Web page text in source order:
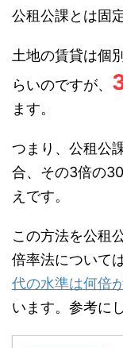
公租公課とは固
土地の賃貸は個
らいのですが、
ます。
つまり、公租公
合、その3倍の
えです。
この方法を公租
倍率法について
代の水準は何倍
います。参考に